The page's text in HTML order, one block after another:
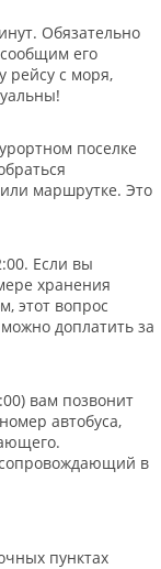
Обязательно
его
рейсу с моря,
поселке
маршрутке. Это
Если вы
хранения
этот вопрос
доплатить за
вам позвонит
автобуса,
в
пунктах